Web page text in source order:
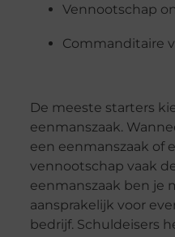
Vennootschap
Commanditaire
De meeste starters
eenmanszaak.
een eenmanszaak of
vennootschap vaak
eenmanszaak ben je
aansprakelijk voor
bedrijf. Schuldeisers